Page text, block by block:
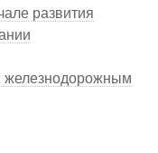
развития
железнодорожным